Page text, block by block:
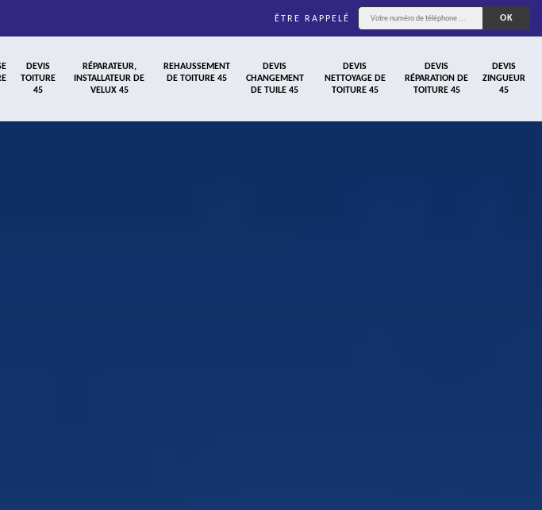
ÊTRE RAPPELÉ
DEVIS
TOITURE
45
RÉPARATEUR,
INSTALLATEUR DE
VELUX 45
REHAUSSEMENT
DE TOITURE 45
DEVIS
CHANGEMENT
DE TUILE 45
DEVIS
NETTOYAGE DE
TOITURE 45
DEVIS
RÉPARATION DE
TOITURE 45
DEVIS
ZINGUEUR
45